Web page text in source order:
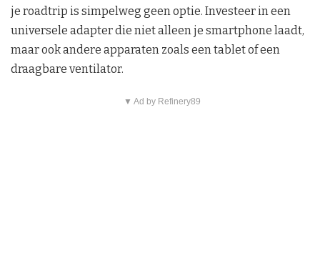
je roadtrip is simpelweg geen optie. Investeer in een
universele adapter die niet alleen je smartphone laadt,
maar ook andere apparaten zoals een tablet of een
draagbare ventilator.
▼ Ad by Refinery89